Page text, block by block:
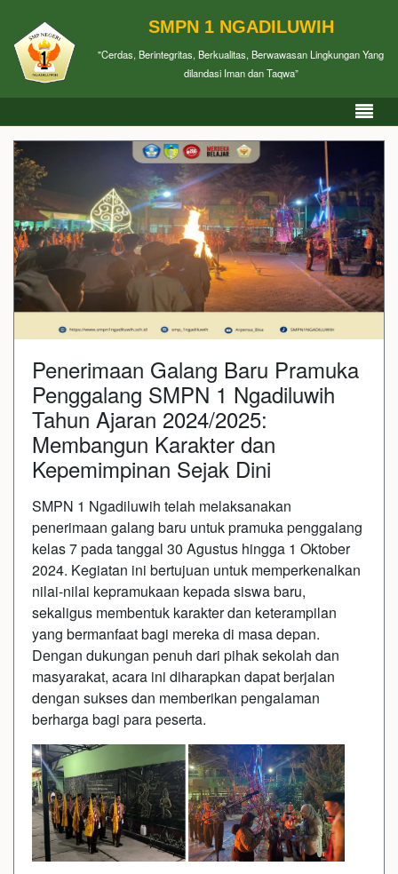
SMPN 1 NGADILUWIH
"Cerdas, Berintegritas, Berkualitas, Berwawasan Lingkungan Yang
dilandasi Iman dan Taqwa”
Penerimaan Galang Baru Pramuka
Penggalang SMPN 1 Ngadiluwih
Tahun Ajaran 2024/2025:
Membangun Karakter dan
Kepemimpinan Sejak Dini
SMPN 1 Ngadiluwih telah melaksanakan
penerimaan galang baru untuk pramuka penggalang
kelas 7 pada tanggal 30 Agustus hingga 1 Oktober
2024. Kegiatan ini bertujuan untuk memperkenalkan
nilai-nilai kepramukaan kepada siswa baru,
sekaligus membentuk karakter dan keterampilan
yang bermanfaat bagi mereka di masa depan.
Dengan dukungan penuh dari pihak sekolah dan
masyarakat, acara ini diharapkan dapat berjalan
dengan sukses dan memberikan pengalaman
berharga bagi para peserta.